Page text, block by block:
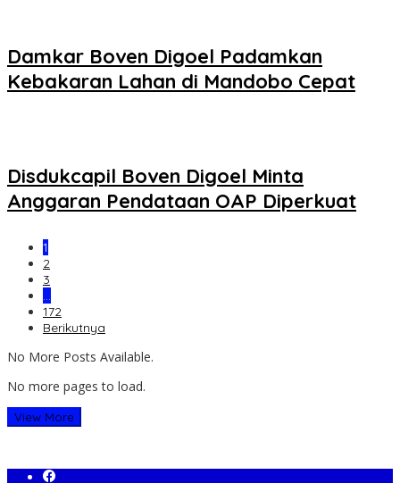
Damkar Boven Digoel Padamkan
Kebakaran Lahan di Mandobo Cepat
Disdukcapil Boven Digoel Minta
Anggaran Pendataan OAP Diperkuat
1
2
3
…
172
Berikutnya
No More Posts Available.
No more pages to load.
View More